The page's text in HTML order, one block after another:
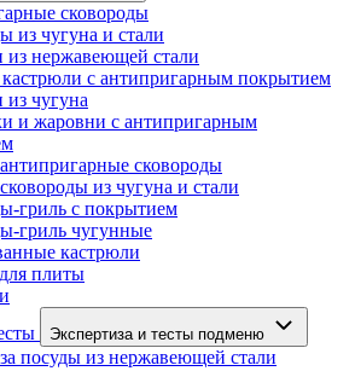
сковороды
из чугуна и стали
из нержавеющей стали
с антипригарным покрытием
чугуна
и жаровни с антипригарным
сковороды
из чугуна и стали
гриль с покрытием
гриль чугунные
кастрюли
плиты
Экспертиза и тесты подменю
посуды из нержавеющей стали